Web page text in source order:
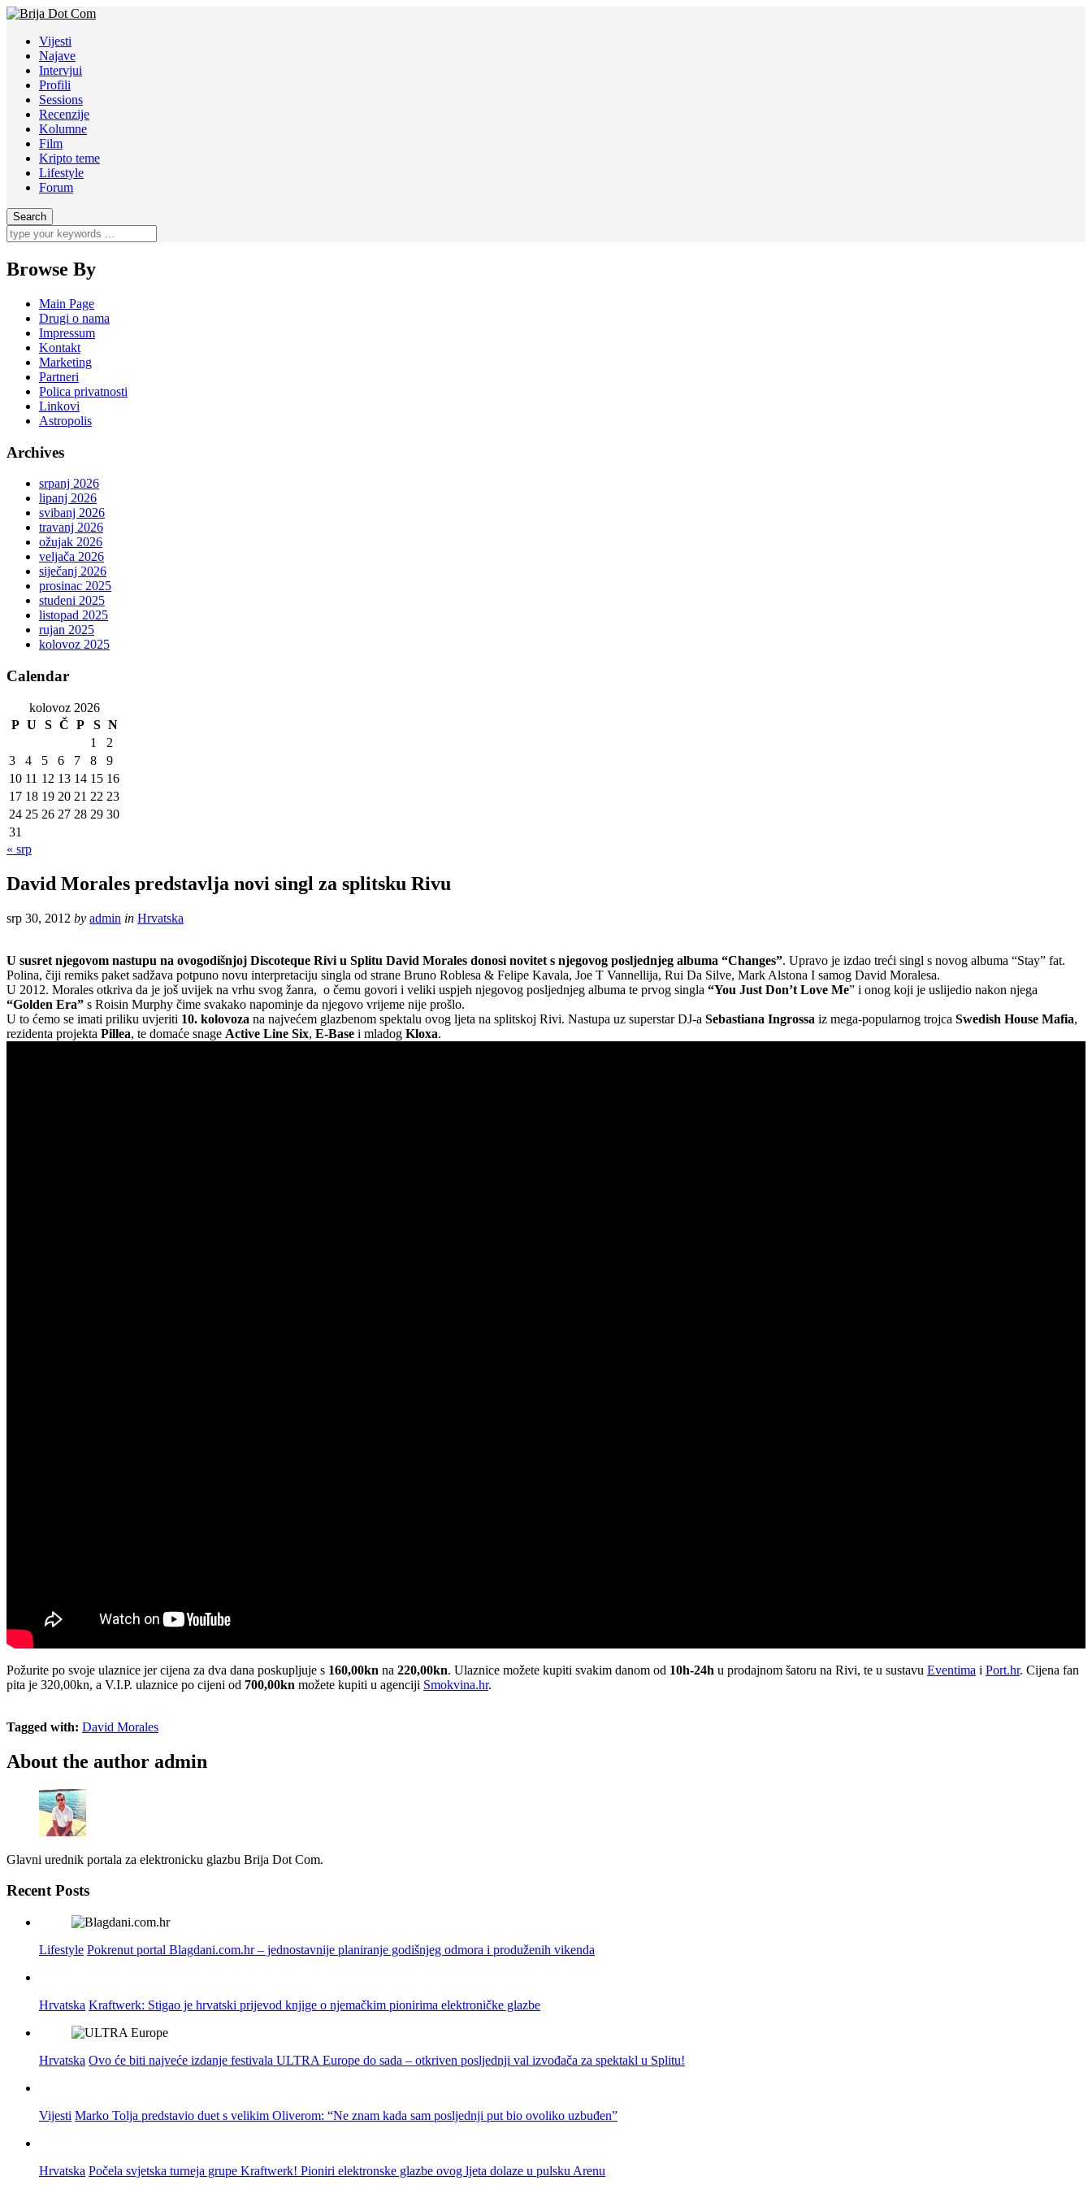
Vijesti
Najave
Intervjui
Profili
Sessions
Recenzije
Kolumne
Film
Kripto teme
Lifestyle
Forum
Browse By
Main Page
Drugi o nama
Impressum
Kontakt
Marketing
Partneri
Polica privatnosti
Linkovi
Astropolis
Archives
srpanj 2026
lipanj 2026
svibanj 2026
travanj 2026
ožujak 2026
veljača 2026
siječanj 2026
prosinac 2025
studeni 2025
listopad 2025
rujan 2025
kolovoz 2025
Calendar
kolovoz 2026
P U S Č P S N
1
2
3
4 5 6 7 8
9
10 11 12 13 14 15 16
17 18 19 20 21 22 23
24 25 26 27 28 29 30
31
« srp
David Morales predstavlja novi singl za splitsku Rivu
srp 30, 2012 by admin in Hrvatska
U susret njegovom nastupu na ovogodišnjoj Discoteque Rivi u Splitu David Morales donosi novitet s njegovog posljednjeg albuma “Changes”. Upravo je izdao treći singl s novog albuma “Stay” fat.
Polina, čiji remiks paket sadžava potpuno novu interpretaciju singla od strane Bruno Roblesa & Felipe Kavala, Joe T Vannellija, Rui Da Silve, Mark Alstona I samog David Moralesa.
U 2012. Morales otkriva da je još uvijek na vrhu svog žanra, o čemu govori i veliki uspjeh njegovog posljednjeg albuma te prvog singla “You Just Don’t Love Me” i onog koji je uslijedio nakon njega
“Golden Era” s Roisin Murphy čime svakako napominje da njegovo vrijeme nije prošlo.
U to ćemo se imati priliku uvjeriti 10. kolovoza na najvećem glazbenom spektalu ovog ljeta na splitskoj Rivi. Nastupa uz superstar DJ-a Sebastiana Ingrossa iz mega-popularnog trojca Swedish House Mafia,
rezidenta projekta Pillea, te domaće snage Active Line Six, E-Base i mladog Kloxa.
Požurite po svoje ulaznice jer cijena za dva dana poskupljuje s 160,00kn na 220,00kn. Ulaznice možete kupiti svakim danom od 10h-24h u prodajnom šatoru na Rivi, te u sustavu Eventima i Port.hr. Cijena fan
pita je 320,00kn, a V.I.P. ulaznice po cijeni od 700,00kn možete kupiti u agenciji Smokvina.hr.
Tagged with: David Morales
About the author admin
Glavni urednik portala za elektronicku glazbu Brija Dot Com.
Recent Posts
Lifestyle Pokrenut portal Blagdani.com.hr – jednostavnije planiranje godišnjeg odmora i produženih vikenda
Hrvatska Kraftwerk: Stigao je hrvatski prijevod knjige o njemačkim pionirima elektroničke glazbe
Hrvatska Ovo će biti najveće izdanje festivala ULTRA Europe do sada – otkriven posljednji val izvođača za spektakl u Splitu!
Vijesti Marko Tolja predstavio duet s velikim Oliverom: “Ne znam kada sam posljednji put bio ovoliko uzbuđen”
Hrvatska Počela svjetska turneja grupe Kraftwerk! Pioniri elektronske glazbe ovog ljeta dolaze u pulsku Arenu